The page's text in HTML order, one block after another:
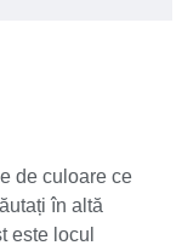
de culoare ce
în altă
este locul